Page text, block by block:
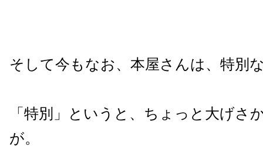
そして今もなお、本屋さんは、特別
「特別」というと、ちょっと大げさ
が。